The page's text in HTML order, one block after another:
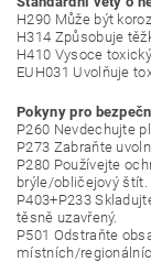
H290 Může být
H314 Způsobuje
H410 Vysoce
EUH031 Uvolňuje
Pokyny pro
P260 Nevdechujte
P273 Zabraňte
P280 Používejte
brýle/obličejový štít.
P403+P233
těsně uzavřený.
P501 Odstraňte
místních/